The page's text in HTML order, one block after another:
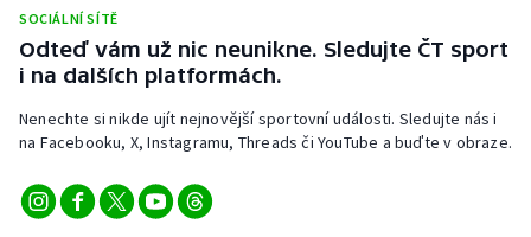
SOCIÁLNÍ SÍTĚ
Odteď vám už nic neunikne. Sledujte ČT sport
i na dalších platformách.
Nenechte si nikde ujít nejnovější sportovní události. Sledujte nás i
na Facebooku, X, Instagramu, Threads či YouTube a buďte v obraze.